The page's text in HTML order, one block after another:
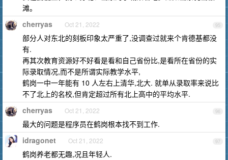
滩。
95
cherryas Oct 21, 2022
部分人对东北的刻板印象太严重了,没调查过就来个肯德基都没
有.
再其次教育资源好不好看是看和自己省份比,是看所在省份的实
际录取情况,而不是所谓实际教学水平,
鹤岗一中一年能有 10 人左右上清华,北大. 就单从录取率来说比
不了北上的名校,但肯定超过所有北上高中的平均水平.
96
cherryas Oct 21, 2022
最大的问题是程序员在鹤岗根本找不到工作.
97
idragonet Oct 21, 2022
鹤岗养老都无趣,况且年轻人.